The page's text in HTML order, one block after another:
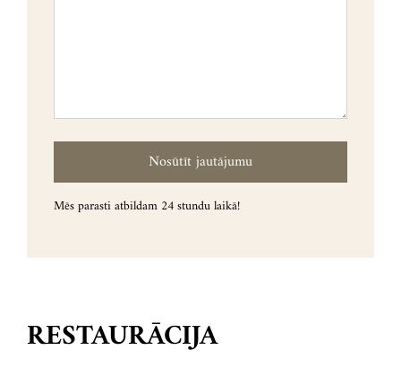
Mēs parasti atbildam 24 stundu laikā!
RESTAURĀCIJA